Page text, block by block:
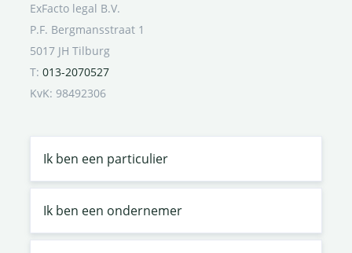
ExFacto legal B.V.
P.F. Bergmansstraat 1
5017 JH Tilburg
T: 013-2070527
KvK: 98492306
Ik ben een particulier
Ik ben een ondernemer